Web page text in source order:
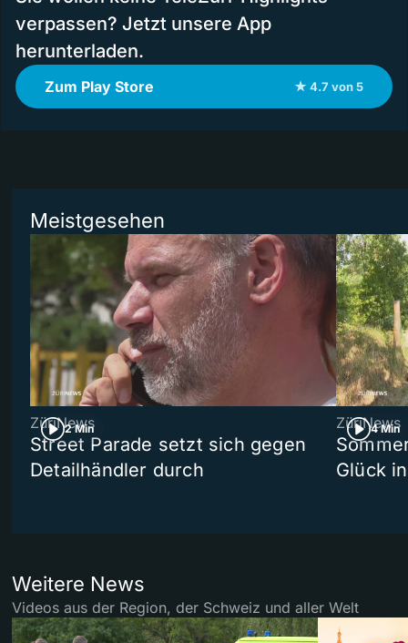
verpassen? Jetzt unsere App
herunterladen.
Zum Play Store ★ 4.7 von 5
Meistgesehen
2 Min
ZüriNews
Street Parade setzt sich gegen
Detailhändler durch
4 Min
ZüriNews
Glück
Weitere News
Videos aus der Region, der Schweiz und aller Welt